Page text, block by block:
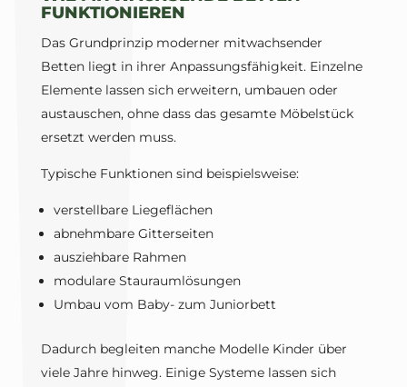
FUNKTIONIEREN
Das Grundprinzip moderner mitwachsender
Betten liegt in ihrer Anpassungsfähigkeit. Einzelne
Elemente lassen sich erweitern, umbauen oder
austauschen, ohne dass das gesamte Möbelstück
ersetzt werden muss.
Typische Funktionen sind beispielsweise:
verstellbare Liegeflächen
abnehmbare Gitterseiten
ausziehbare Rahmen
modulare Stauraumlösungen
Umbau vom Baby- zum Juniorbett
Dadurch begleiten manche Modelle Kinder über
viele Jahre hinweg. Einige Systeme lassen sich